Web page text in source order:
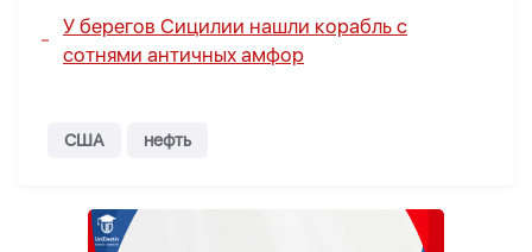
У берегов Сицилии нашли корабль с
сотнями античных амфор
США нефть